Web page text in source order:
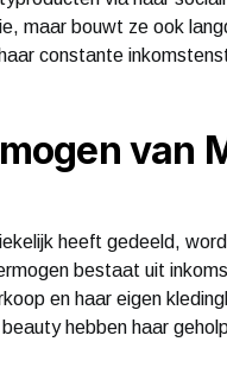
maar bouwt ze ook
constante
van
heeft gedeeld,
bestaat uit
en haar eigen
hebben haar